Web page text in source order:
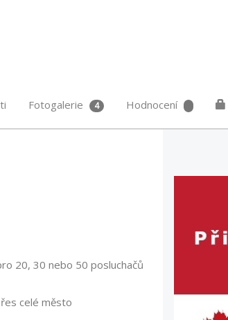
Fotogalerie 4 Hodnocení
20, 30 nebo 50 posluchačů
celé město